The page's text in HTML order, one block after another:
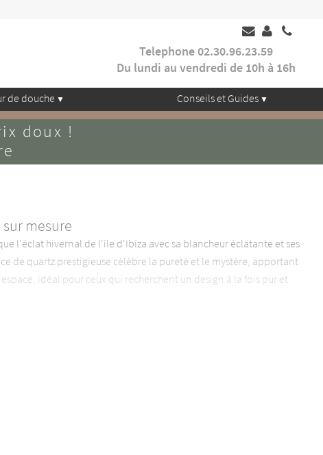
Telephone 02.30.96.23.59
Du lundi au vendredi de 10h à 16h
de douche Conseils et Guides
doux !
mesure
l'éclat hivernal de l'île d'Ibiza avec sa blancheur éclatante et ses
de quartz prestigieuse célèbre la pureté et le mystère, apportant
idéal pour ceux qui recherchent un design à la fois pur et